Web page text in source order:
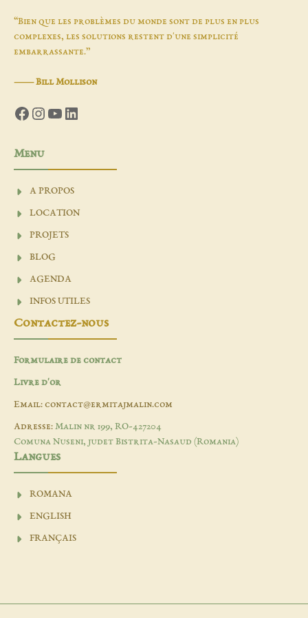
“Bien que les problèmes du monde sont de plus en plus
complexes, les solutions restent d'une simplicité
embarrassante.”
―Bill Mollison
Facebook
Instagram
YouTube
LinkedIn
Menu
A PROPOS
LOCATION
PROJETS
BLOG
AGENDA
INFOS UTILES
Contactez-nous
Formulaire de contact
Livre d'or
Email: contact@ermitajmalin.com
Adresse: Malin nr 199, RO-427204
Comuna Nuseni, judet Bistrita-Nasaud (Romania)
Langues
ROMANA
ENGLISH
FRANÇAIS